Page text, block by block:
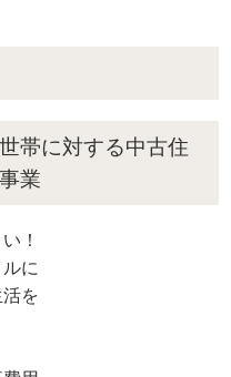
帯に対する中古住
業
！
に
を